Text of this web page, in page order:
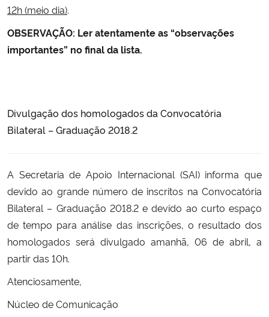
12h (meio dia).
OBSERVAÇÃO: Ler atentamente as “observações
importantes” no final da lista.
Divulgação dos homologados da Convocatória
Bilateral – Graduação 2018.2
A Secretaria de Apoio Internacional (SAI) informa que
devido ao grande número de inscritos na Convocatória
Bilateral – Graduação 2018.2 e devido ao curto espaço
de tempo para análise das inscrições, o resultado dos
homologados será divulgado amanhã, 06 de abril, a
partir das 10h.
Atenciosamente,
Núcleo de Comunicação